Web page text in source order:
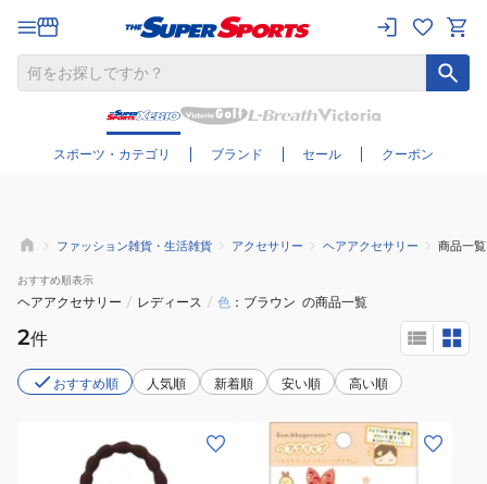
スポーツ・カテゴリ ブランド セール クーポン
さらに絞り込む
ファッション雑貨・生活雑貨 アクセサリー ヘアアクセサリー 商品一覧
おすすめ順表示
ヘアアクセサリー / レディース / 色 ブラウン の商品一覧
2件
おすすめ順 人気順 新着順 安い順 高い順